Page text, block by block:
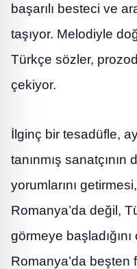
başarılı besteci ve
taşıyor. Melodiyle
Türkçe sözler,
çekiyor.
İlginç bir tesadüfle,
tanınmış
yorumlarını
Romanya’da değil,
görmeye
Romanya’da beşten